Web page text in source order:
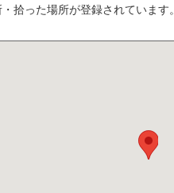
拾った場所が登録されています。